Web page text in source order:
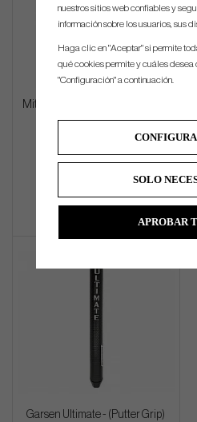
Mitsubishi New Tensei AV White
€279
Compra
Garsen Ultimate - (Putter Grip)
nuestros sitios web confiables y
información sobre los usuarios, sus
Haga clic en "Aceptar" si permite
qué cookies permite y cuáles
"Configuración" a continuación.
SOLO
APROBAR